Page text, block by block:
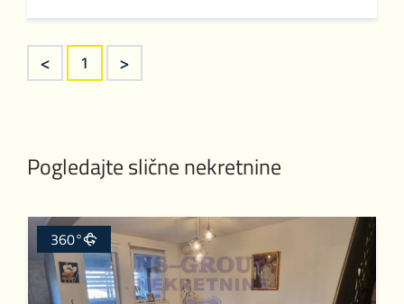
< 1 >
Pogledajte slične nekretnine
360°